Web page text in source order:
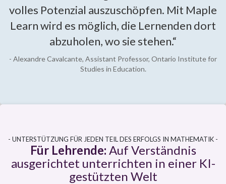
volles Potenzial auszuschöpfen. Mit Maple
Learn wird es möglich, die Lernenden dort
abzuholen, wo sie stehen.“
- Alexandre Cavalcante, Assistant Professor, Ontario Institute for
Studies in Education.
- UNTERSTÜTZUNG FÜR JEDEN TEIL DES ERFOLGS IN MATHEMATIK -
Für Lehrende: Auf Verständnis
ausgerichtet unterrichten in einer KI-
gestützten Welt